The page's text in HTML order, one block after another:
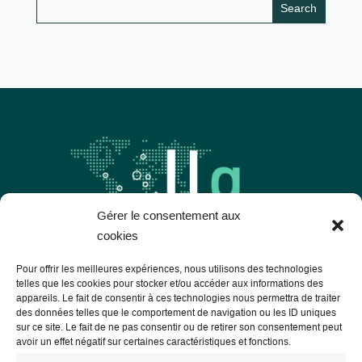
Gérer le consentement aux
cookies
Pour offrir les meilleures expériences, nous utilisons des technologies
telles que les cookies pour stocker et/ou accéder aux informations des
appareils. Le fait de consentir à ces technologies nous permettra de traiter
des données telles que le comportement de navigation ou les ID uniques
sur ce site. Le fait de ne pas consentir ou de retirer son consentement peut
avoir un effet négatif sur certaines caractéristiques et fonctions.
Les Libres Géographes
28 rue Hoche
56000 Vannes